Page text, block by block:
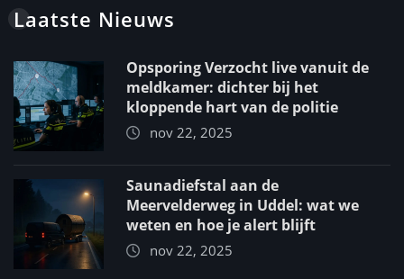
Laatste Nieuws
Opsporing Verzocht live vanuit de
meldkamer: dichter bij het
kloppende hart van de politie
nov 22, 2025
Saunadiefstal aan de
Meervelderweg in Uddel: wat we
weten en hoe je alert blijft
nov 22, 2025